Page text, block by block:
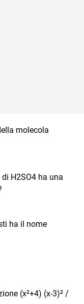
molecola
H2SO4 ha una
ha il nome
(x²+4) (x-3)² /